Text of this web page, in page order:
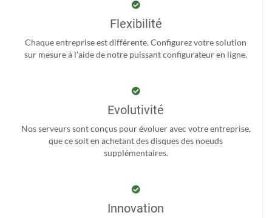
Flexibilité
Chaque entreprise est différente. Configurez votre solution
sur mesure à l'aide de notre puissant configurateur en ligne.
Evolutivité
Nos serveurs sont conçus pour évoluer avec votre entreprise,
que ce soit en achetant des disques des noeuds
supplémentaires.
Innovation